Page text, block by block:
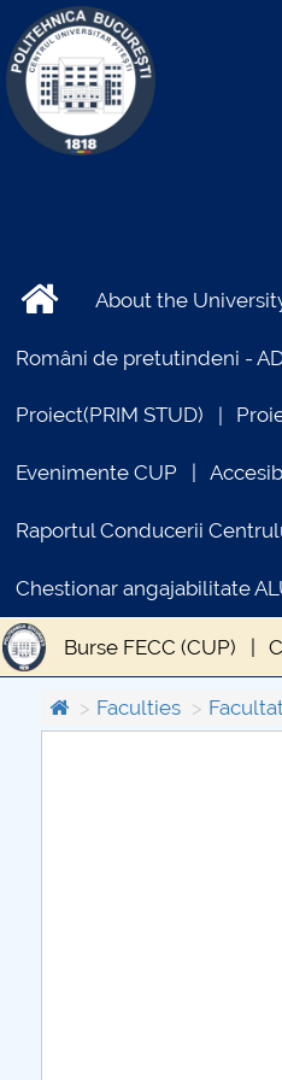
About the
Români de pretutindeni -
Proiect(PRIM STUD)
Evenimente CUP
Raportul Conducerii
Chestionar angajabilitate
Burse FECC (CUP)
Faculties